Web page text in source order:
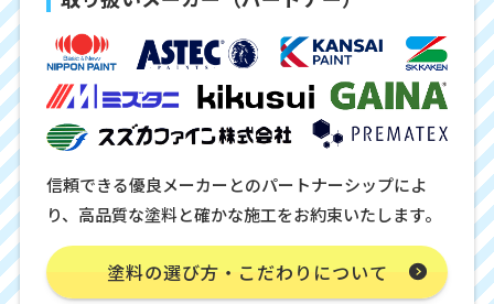
信頼できる優良メーカーとのパートナーシップによ
り、高品質な塗料と確かな施工をお約束いたします。
塗料の選び方・こだわりについて